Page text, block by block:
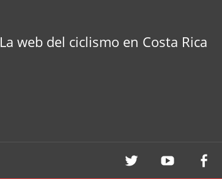
La web del ciclismo en Costa Rica